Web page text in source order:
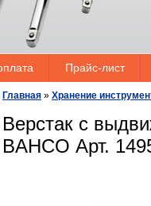
Прайс-лист
Главная » Хранение
Верстак с
BAHCO Арт.